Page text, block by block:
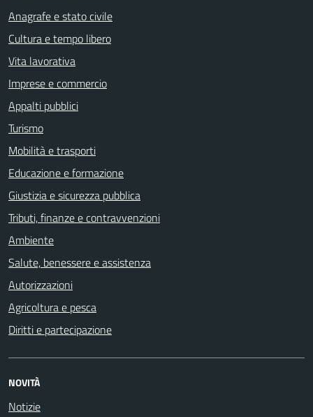
Anagrafe e stato civile
Cultura e tempo libero
Vita lavorativa
Imprese e commercio
Appalti pubblici
Turismo
Mobilità e trasporti
Educazione e formazione
Giustizia e sicurezza pubblica
Tributi, finanze e contravvenzioni
Ambiente
Salute, benessere e assistenza
Autorizzazioni
Agricoltura e pesca
Diritti e partecipazione
NOVITÀ
Notizie